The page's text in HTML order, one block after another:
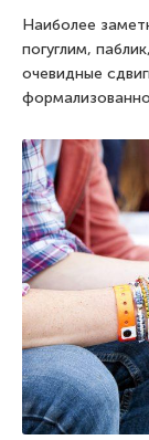
Наиболее
погуглим,
очевидные